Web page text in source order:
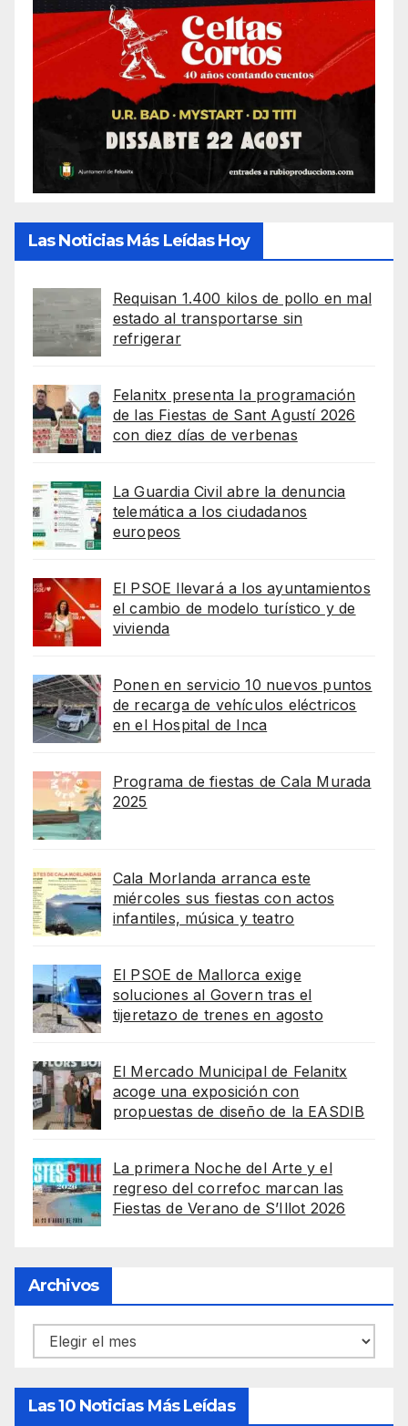
Las Noticias Más Leídas Hoy
Requisan 1.400 kilos de pollo en mal
estado al transportarse sin
refrigerar
Felanitx presenta la programación
de las Fiestas de Sant Agustí 2026
con diez días de verbenas
La Guardia Civil abre la denuncia
telemática a los ciudadanos
europeos
El PSOE llevará a los ayuntamientos
el cambio de modelo turístico y de
vivienda
Ponen en servicio 10 nuevos puntos
de recarga de vehículos eléctricos
en el Hospital de Inca
Programa de fiestas de Cala Murada
2025
Cala Morlanda arranca este
miércoles sus fiestas con actos
infantiles, música y teatro
El PSOE de Mallorca exige
soluciones al Govern tras el
tijeretazo de trenes en agosto
El Mercado Municipal de Felanitx
acoge una exposición con
propuestas de diseño de la EASDIB
La primera Noche del Arte y el
regreso del correfoc marcan las
Fiestas de Verano de S’Illot 2026
Archivos
Archivos
Las 10 Noticias Más Leídas